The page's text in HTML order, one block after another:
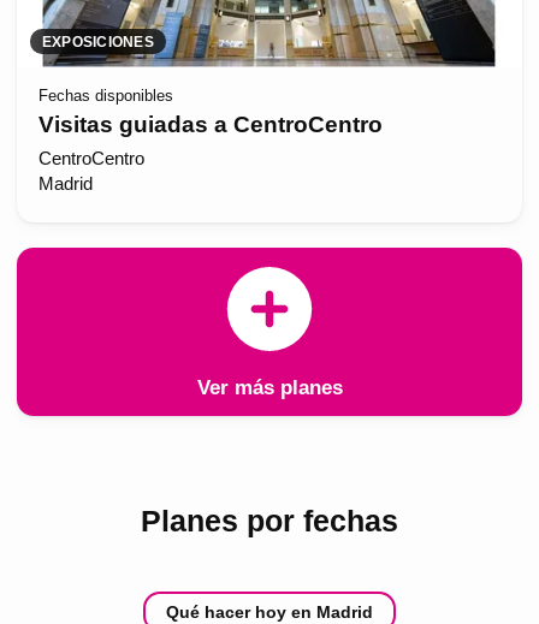
EXPOSICIONES
Fechas disponibles
Visitas guiadas a CentroCentro
CentroCentro
Madrid
Ver más planes
Planes por fechas
Qué hacer hoy en Madrid